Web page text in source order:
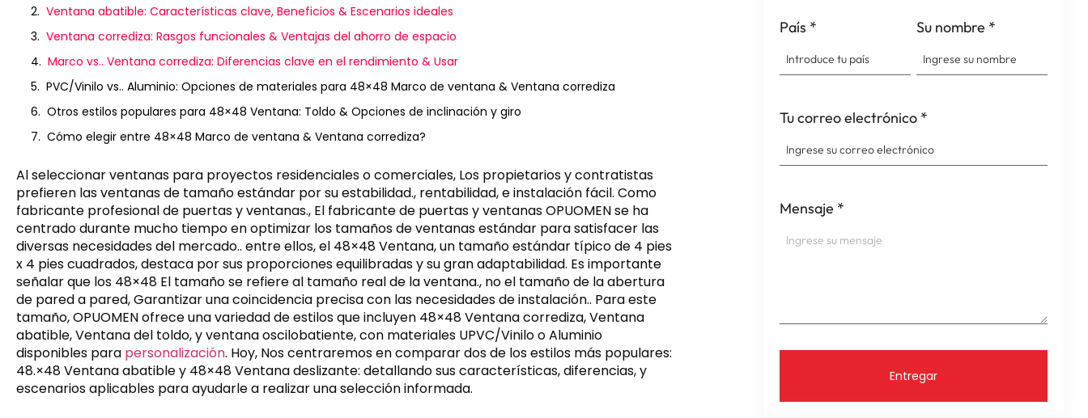
Ventana abatible: Características clave, Beneficios & Escenarios ideales
Ventana corrediza: Rasgos funcionales & Ventajas del ahorro de espacio
Marco vs.. Ventana corrediza: Diferencias clave en el rendimiento & Usar
PVC/Vinilo vs.. Aluminio: Opciones de materiales para 48×48 Marco de ventana & Ventana corrediza
Otros estilos populares para 48×48 Ventana: Toldo & Opciones de inclinación y giro
Cómo elegir entre 48×48 Marco de ventana & Ventana corrediza?
Al seleccionar ventanas para proyectos residenciales o comerciales, Los propietarios y contratistas
prefieren las ventanas de tamaño estándar por su estabilidad., rentabilidad, e instalación fácil. Como
fabricante profesional de puertas y ventanas., El fabricante de puertas y ventanas OPUOMEN se ha
centrado durante mucho tiempo en optimizar los tamaños de ventanas estándar para satisfacer las
diversas necesidades del mercado.. entre ellos, el 48×48 Ventana, un tamaño estándar típico de 4 pies
x 4 pies cuadrados, destaca por sus proporciones equilibradas y su gran adaptabilidad. Es importante
señalar que los 48×48 El tamaño se refiere al tamaño real de la ventana., no el tamaño de la abertura
de pared a pared, Garantizar una coincidencia precisa con las necesidades de instalación.. Para este
tamaño, OPUOMEN ofrece una variedad de estilos que incluyen 48×48 Ventana corrediza, Ventana
abatible, Ventana del toldo, y ventana oscilobatiente, con materiales UPVC/Vinilo o Aluminio
disponibles para personalización. Hoy, Nos centraremos en comparar dos de los estilos más populares:
48.×48 Ventana abatible y 48×48 Ventana deslizante: detallando sus características, diferencias, y
escenarios aplicables para ayudarle a realizar una selección informada.
País * Su nombre *
Tu correo electrónico *
Mensaje *
Entregar